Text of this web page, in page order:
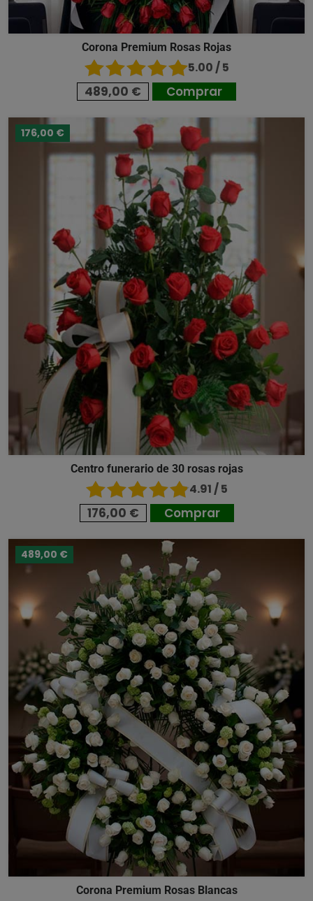
Corona Premium Rosas Rojas
5.00 / 5
489,00 € Comprar
176,00 €
Centro funerario de 30 rosas rojas
4.91 / 5
176,00 € Comprar
489,00 €
Corona Premium Rosas Blancas